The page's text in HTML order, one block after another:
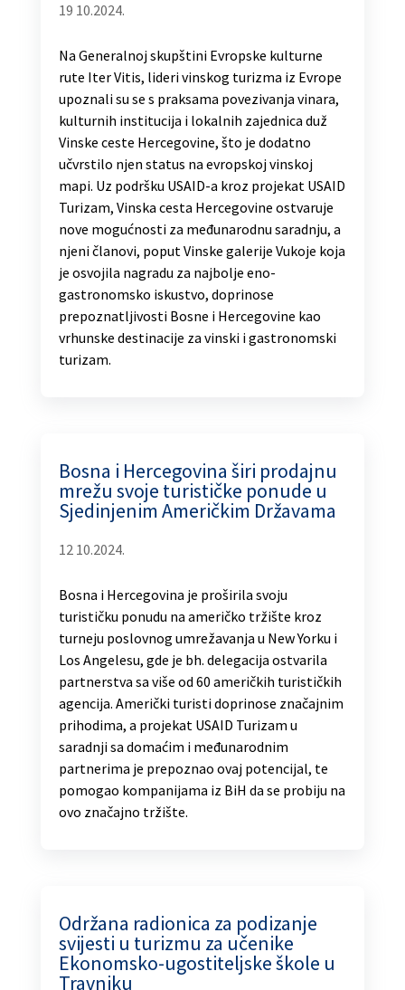
19 10.2024.
Na Generalnoj skupštini Evropske kulturne
rute Iter Vitis, lideri vinskog turizma iz Evrope
upoznali su se s praksama povezivanja vinara,
kulturnih institucija i lokalnih zajednica duž
Vinske ceste Hercegovine, što je dodatno
učvrstilo njen status na evropskoj vinskoj
mapi. Uz podršku USAID-a kroz projekat USAID
Turizam, Vinska cesta Hercegovine ostvaruje
nove mogućnosti za međunarodnu saradnju, a
njeni članovi, poput Vinske galerije Vukoje koja
je osvojila nagradu za najbolje eno-
gastronomsko iskustvo, doprinose
prepoznatljivosti Bosne i Hercegovine kao
vrhunske destinacije za vinski i gastronomski
turizam.
Bosna i Hercegovina širi prodajnu
mrežu svoje turističke ponude u
Sjedinjenim Američkim Državama
12 10.2024.
Bosna i Hercegovina je proširila svoju
turističku ponudu na američko tržište kroz
turneju poslovnog umrežavanja u New Yorku i
Los Angelesu, gde je bh. delegacija ostvarila
partnerstva sa više od 60 američkih turističkih
agencija. Američki turisti doprinose značajnim
prihodima, a projekat USAID Turizam u
saradnji sa domaćim i međunarodnim
partnerima je prepoznao ovaj potencijal, te
pomogao kompanijama iz BiH da se probiju na
ovo značajno tržište.
Održana radionica za podizanje
svijesti u turizmu za učenike
Ekonomsko-ugostiteljske škole u
Travniku